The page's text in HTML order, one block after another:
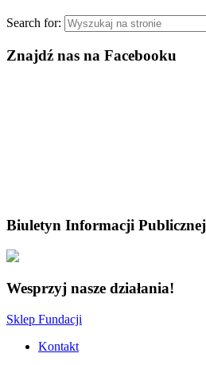
Search for:
Znajdź nas na Facebooku
Biuletyn Informacji Publicznej
Wesprzyj nasze działania!
Sklep Fundacji
Kontakt